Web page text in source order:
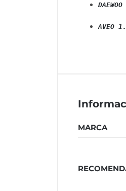
AVEO
MARCA